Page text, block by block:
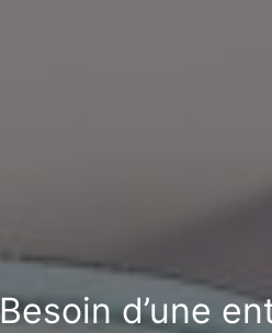
Besoin d’une